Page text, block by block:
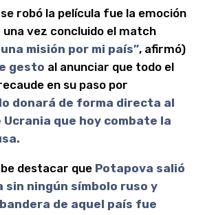
robó la película fue la emoción
una vez concluido el match
misión por mi país”, afirmó)
gesto al anunciar que todo el
en su paso por
lo donará de forma directa al
que hoy combate la
destacar que Potapova salió
sin ningún símbolo ruso y
de aquel país fue